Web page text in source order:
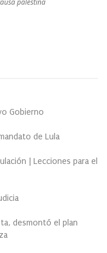
palestina
Gobierno
de Lula
| Lecciones para el
desmontó el plan